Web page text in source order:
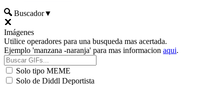
Buscador▼
Imágenes
Utilice operadores para una busqueda mas acertada.
Ejemplo 'manzana -naranja' para mas informacion aqui.
Solo tipo MEME
Solo de Diddl Deportista